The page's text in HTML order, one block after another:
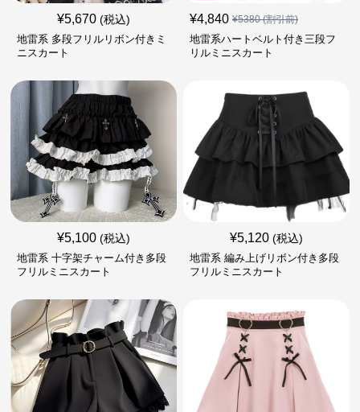
¥5,670 (税込)
地雷系 多段フリルリボン付きミ
ニスカート
¥4,840 ¥5380(割引前)
地雷系ハートベルト付き三段フ
リルミニスカート
¥5,100 (税込)
地雷系 十字架チャーム付き多段
フリルミニスカート
¥5,120 (税込)
地雷系 編み上げリボン付き多段
フリルミニスカート